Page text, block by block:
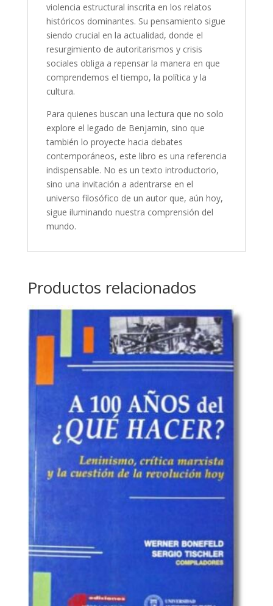
violencia estructural inscrita en los relatos
históricos dominantes. Su pensamiento sigue
siendo crucial en la actualidad, donde el
resurgimiento de autoritarismos y crisis
sociales obliga a repensar la manera en que
comprendemos el tiempo, la política y la
cultura.
Para quienes buscan una lectura que no solo
explore el legado de Benjamin, sino que
también lo proyecte hacia debates
contemporáneos, este libro es una referencia
indispensable. No es un texto introductorio,
sino una invitación a adentrarse en el
universo filosófico de un autor que, aún hoy,
sigue iluminando nuestra comprensión del
mundo.
Productos relacionados